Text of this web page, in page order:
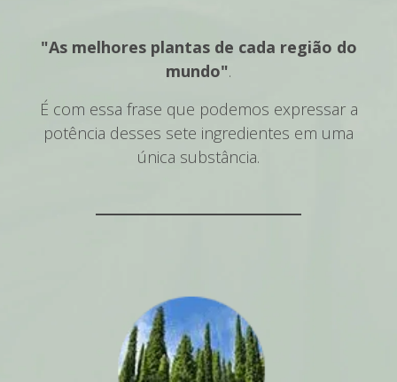
"As melhores plantas de cada região do
mundo".
É com essa frase que podemos expressar a
potência desses sete ingredientes em uma
única substância.